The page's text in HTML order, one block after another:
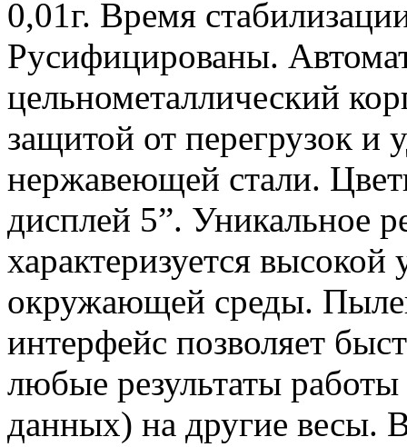
0,01г. Время
Русифицированы.
цельнометаллический
защитой от перегрузок
нержавеющей стали.
дисплей 5”. Уникальное
характеризуется
окружающей среды.
интерфейс позволяет
любые результаты
данных) на другие весы.